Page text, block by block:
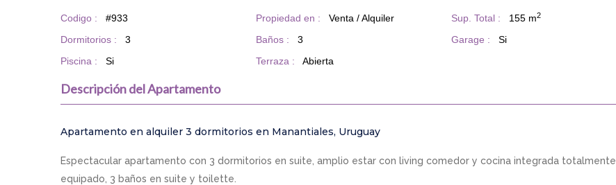
Codigo : #933 Propiedad en : Venta / Alquiler Sup. Total : 155 m2
Dormitorios : 3 Baños : 3 Garage :
Si
Piscina :
Si Terraza : Abierta
Descripción del Apartamento
Apartamento en alquiler 3 dormitorios en Manantiales, Uruguay
Espectacular apartamento con 3 dormitorios en suite, amplio estar con living comedor y cocina integrada totalmente
equipado, 3 baños en suite y toilette.